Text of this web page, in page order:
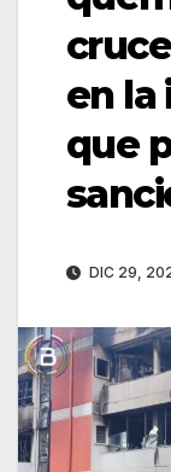
en la
que
DIC 29,